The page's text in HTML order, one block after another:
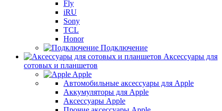
Fly
iRU
Sony
TCL
Honor
Подключение
Аксессуары для
сотовых и планшетов
Apple
Автомобильные аксессуары для Apple
Аккумуляторы для Apple
Аксессуары Apple